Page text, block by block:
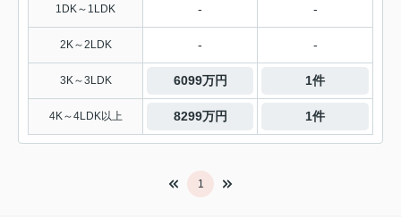
1DK～1LDK - -
2K～2LDK - -
3K～3LDK 6099万円 1件
4K～4LDK以上 8299万円 1件
1